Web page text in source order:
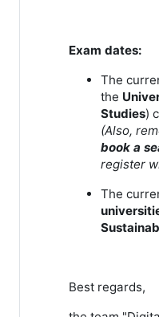
Exam dates:
The
the
Studies)
(Also,
book a
register
The
Best regards,